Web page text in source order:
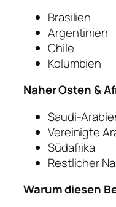
Brasilien
Argentinien
Chile
Kolumbien
Naher Osten &
Saudi-
Vereinigte
Südafrika
Restlicher
Warum diesen